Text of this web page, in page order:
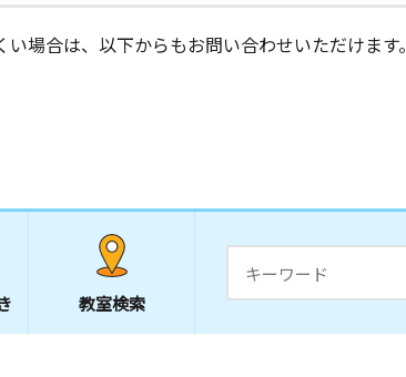
場合は、以下からもお問い合わせいただけます。
教室検索